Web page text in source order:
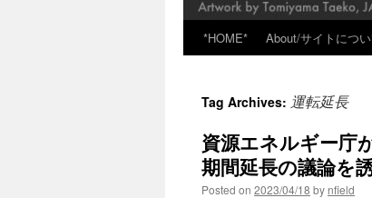
*HOME* About/サイトにつ
Tag Archives: 運転延長
資源エネルギー庁
期間延長の議論を
Posted on 2023/04/18 by nfield